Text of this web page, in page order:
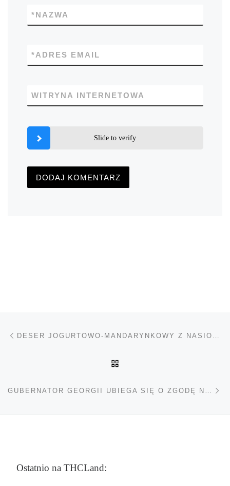
NAZWA
*
ADRES EMAIL
*
WITRYNA INTERNETOWA
Slide to verify
Nawigacja wpisu
Ostatnio na THCLand: